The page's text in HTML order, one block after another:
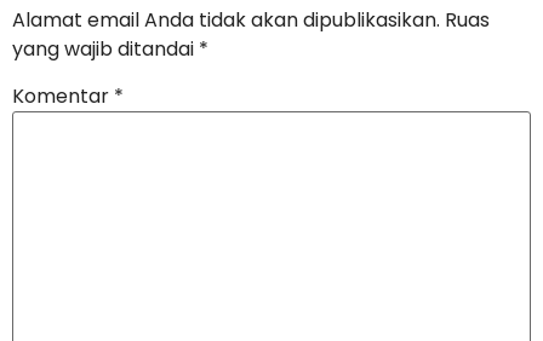
Alamat email Anda tidak akan dipublikasikan. Ruas
yang wajib ditandai *
Komentar *